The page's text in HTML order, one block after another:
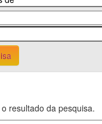
resultado da pesquisa.